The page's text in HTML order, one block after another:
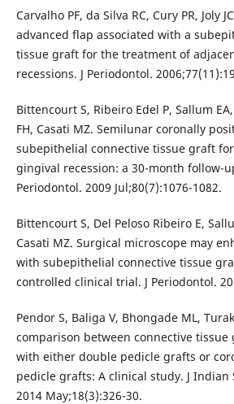
Carvalho PF, da Silva RC, Cury PR, Joly
advanced flap associated with a
tissue graft for the treatment of
recessions. J Periodontol.
Bittencourt S, Ribeiro Edel P, Sallum
FH, Casati MZ. Semilunar coronally
subepithelial connective tissue graft
gingival recession: a 30-month follow-
Periodontol. 2009 Jul;80(7):1076-1082.
Bittencourt S, Del Peloso Ribeiro E,
Casati MZ. Surgical microscope may
with subepithelial connective tissue
controlled clinical trial. J Periodontol.
Pendor S, Baliga V, Bhongade ML,
comparison between connective tissue
with either double pedicle grafts or
pedicle grafts: A clinical study. J Indian
2014 May;18(3):326-30.